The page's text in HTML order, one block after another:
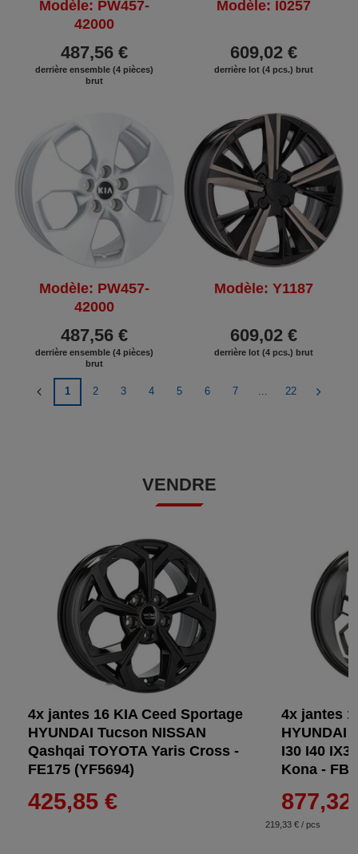
Modèle: PW457-
42000
487,56 €
derrière ensemble (4 pièces)
brut
Modèle: I0257
609,02 €
derrière lot (4 pcs.) brut
Modèle: PW457-
42000
487,56 €
derrière ensemble (4 pièces)
brut
Modèle: Y1187
609,02 €
derrière lot (4 pcs.) brut
1 2 3 4 5 6 7 ... 22
VENDRE
4x jantes 16 KIA Ceed Sportage
HYUNDAI Tucson NISSAN
Qashqai TOYOTA Yaris Cross -
FE175 (YF5694)
425,85 €
4x jantes
HYUNDAI
I30 I40
Kona -
877,32
219,33 € / pcs